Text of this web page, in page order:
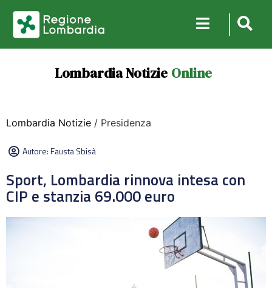
Lombardia Notizie Online
Lombardia Notizie / Presidenza
Autore:Fausta Sbisà
Sport, Lombardia rinnova intesa con
CIP e stanzia 69.000 euro